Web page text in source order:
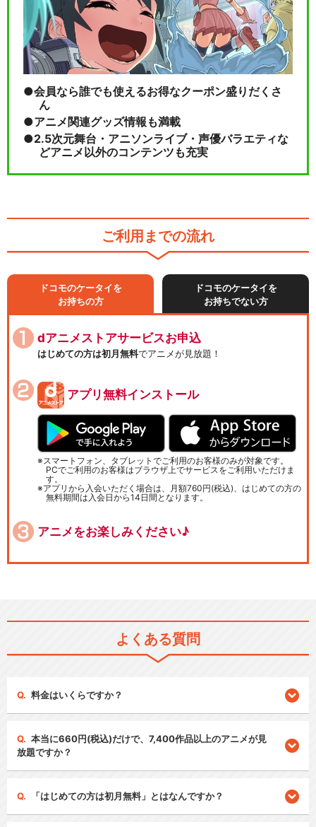
閉じる
会員なら誰でも使えるお得なクーポン盛りだくさ
ん
アニメ関連グッズ情報も満載
2.5次元舞台・アニソンライブ・声優バラエティな
どアニメ以外のコンテンツも充実
ご利用までの流れ
ドコモのケータイを
お持ちの方
ドコモのケータイを
お持ちでない方
dアニメストアサービスお申込
はじめての方は初月無料でアニメが見放題！
アプリ無料インストール
スマートフォン、タブレットでご利用のお客様のみが対象です。
PCでご利用のお客様はブラウザ上でサービスをご利用いただけま
す。
アプリから入会いただく場合は、月額760円(税込)、はじめての方の
無料期間は入会日から14日間となります。
アニメをお楽しみください♪
よくある質問
料金はいくらですか？
本当に660円(税込)だけで、7,400作品以上のアニメが見
放題ですか？
「はじめての方は初月無料」とはなんですか？